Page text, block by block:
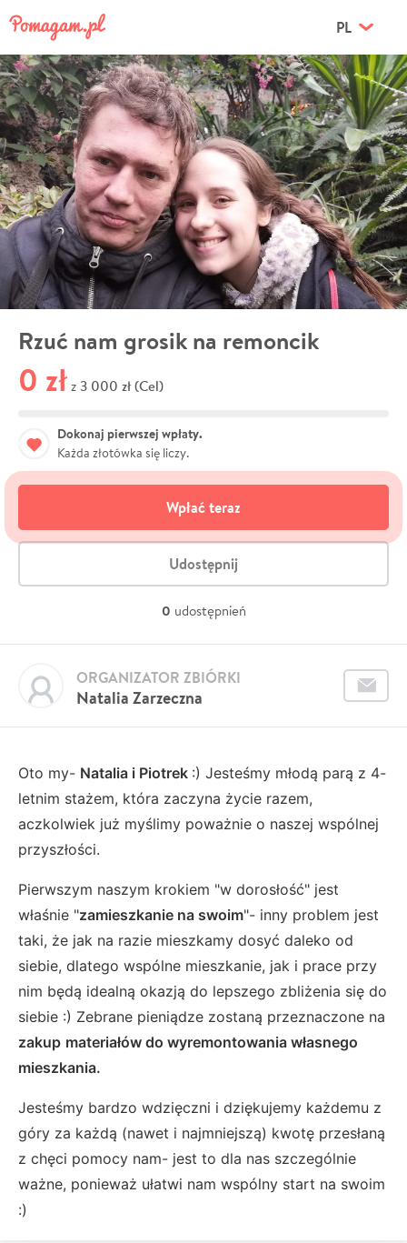
PL
Rzuć nam grosik na remoncik
0 zł z 3 000 zł (Cel)
Dokonaj pierwszej wpłaty.
Każda złotówka się liczy.
Wpłać teraz
Udostępnij
0 udostępnień
Natalia Zarzeczna
ORGANIZATOR ZBIÓRKI
Oto my- Natalia i Piotrek :) Jesteśmy młodą parą z 4-
letnim stażem, która zaczyna życie razem,
aczkolwiek już myślimy poważnie o naszej wspólnej
przyszłości.
Pierwszym naszym krokiem "w dorosłość" jest
właśnie "zamieszkanie na swoim"- inny problem jest
taki, że jak na razie mieszkamy dosyć daleko od
siebie, dlatego wspólne mieszkanie, jak i prace przy
nim będą idealną okazją do lepszego zbliżenia się do
siebie :) Zebrane pieniądze zostaną przeznaczone na
zakup materiałów do wyremontowania własnego
mieszkania.
Jesteśmy bardzo wdzięczni i dziękujemy każdemu z
góry za każdą (nawet i najmniejszą) kwotę przesłaną
z chęci pomocy nam- jest to dla nas szczególnie
ważne, ponieważ ułatwi nam wspólny start na swoim
:)